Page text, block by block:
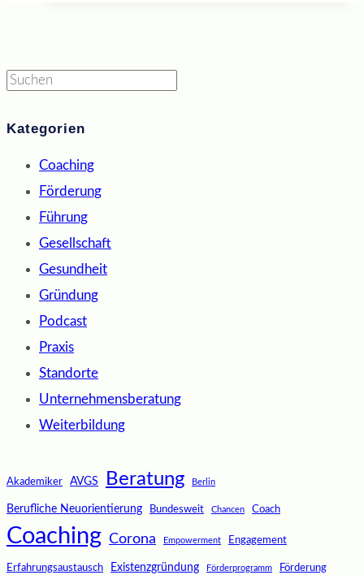
Suchen
Kategorien
Coaching
Förderung
Führung
Gesellschaft
Gesundheit
Gründung
Podcast
Praxis
Standorte
Unternehmensberatung
Weiterbildung
Akademiker AVGS Beratung Berlin
Berufliche Neuorientierung Bundesweit Chancen Coach
Coaching Corona Empowerment Engagement
Erfahrungsaustausch Existenzgründung Förderprogramm Förderung